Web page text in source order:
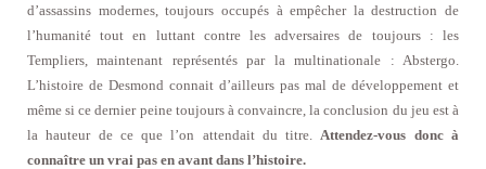
d’assassins modernes, toujours occupés à empêcher la destruction de
l’humanité tout en luttant contre les adversaires de toujours : les
Templiers, maintenant représentés par la multinationale : Abstergo.
L’histoire de Desmond connait d’ailleurs pas mal de développement et
même si ce dernier peine toujours à convaincre, la conclusion du jeu est à
la hauteur de ce que l’on attendait du titre. Attendez-vous donc à
connaître un vrai pas en avant dans l’histoire.